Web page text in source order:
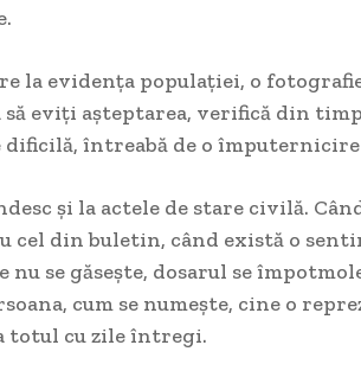
la evidența populației, o
eviți așteptarea, verifică din
dificilă, întreabă de o
și la actele de stare civilă.
cel din buletin, când există o
nu se găsește, dosarul se
cum se numește, cine o
totul cu zile întregi.